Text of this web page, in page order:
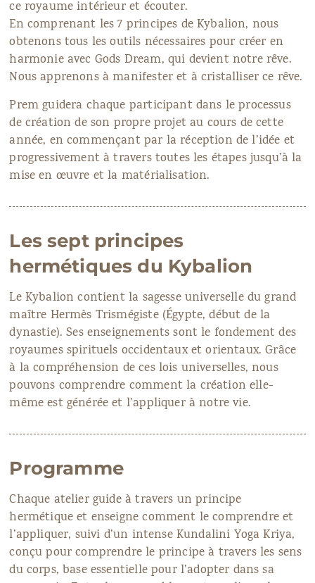
ce royaume intérieur et écouter.
En comprenant les 7 principes de Kybalion, nous
obtenons tous les outils nécessaires pour créer en
harmonie avec Gods Dream, qui devient notre rêve.
Nous apprenons à manifester et à cristalliser ce rêve.
Prem guidera chaque participant dans le processus
de création de son propre projet au cours de cette
année, en commençant par la réception de l’idée et
progressivement à travers toutes les étapes jusqu’à la
mise en œuvre et la matérialisation.
Les sept principes
hermétiques du Kybalion
Le Kybalion contient la sagesse universelle du grand
maître Hermès Trismégiste (Égypte, début de la
dynastie). Ses enseignements sont le fondement des
royaumes spirituels occidentaux et orientaux. Grâce
à la compréhension de ces lois universelles, nous
pouvons comprendre comment la création elle-
même est générée et l’appliquer à notre vie.
Programme
Chaque atelier guide à travers un principe
hermétique et enseigne comment le comprendre et
l’appliquer, suivi d’un intense Kundalini Yoga Kriya,
conçu pour comprendre le principe à travers les sens
du corps, base essentielle pour l’adopter dans sa